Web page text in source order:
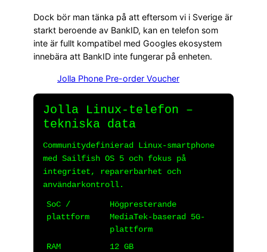
Dock bör man tänka på att eftersom vi i Sverige är
starkt beroende av BankID, kan en telefon som
inte är fullt kompatibel med Googles ekosystem
innebära att BankID inte fungerar på enheten.
Jolla Phone Pre-order Voucher
Jolla Linux-telefon –
tekniska data
Communitydefinierad Linux-smartphone
med Sailfish OS 5 och fokus på
integritet, reparerbarhet och
användarkontroll.
SoC /
plattform
Högpresterande
MediaTek-baserad 5G-
plattform
RAM
12 GB